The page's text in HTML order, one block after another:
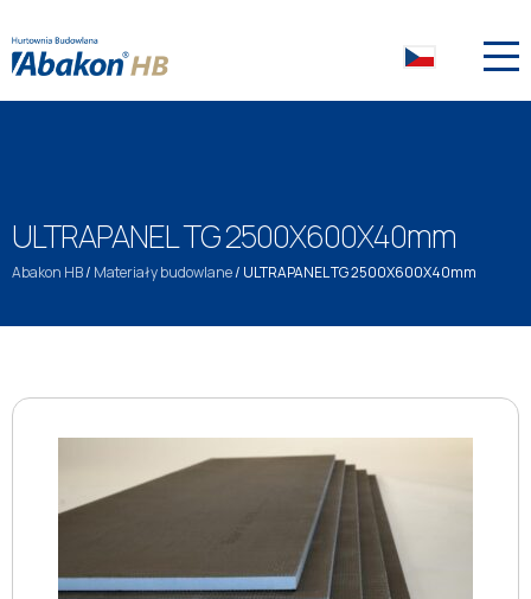
ULTRAPANEL TG 2500X600X40mm
Abakon HB/ Materiały budowlane/ ULTRAPANEL TG 2500X600X40mm